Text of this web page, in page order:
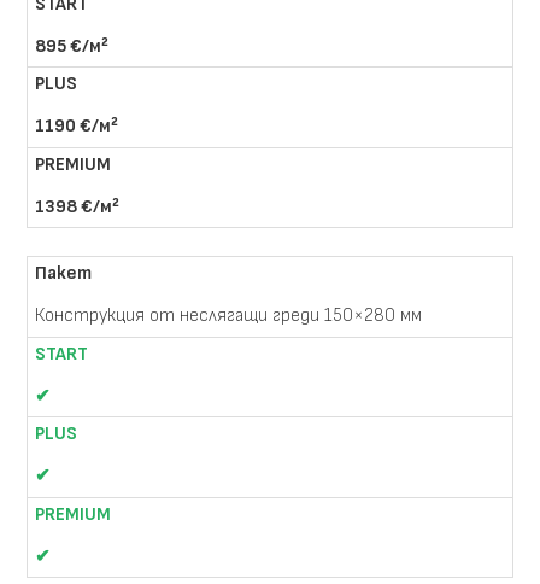
895 €/м²
1190 €/м²
1398 €/м²
Конструкция от неслягащи греди 150×280 мм
✔
✔
✔